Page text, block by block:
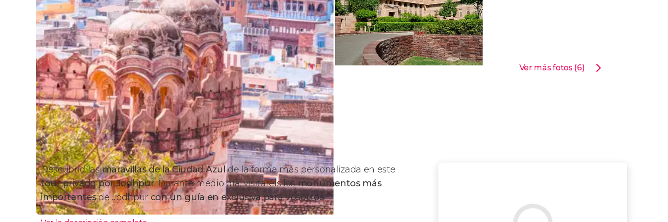
Ver más fotos (6)
Descubrid lasmaravillas de la Ciudad Azul de la forma más personalizada en este
tour privado por Jodhpur. Durante medio día, visitaréis losmonumentos más
importantesde Jodhpurcon un guía en exclusiva para vosotros.